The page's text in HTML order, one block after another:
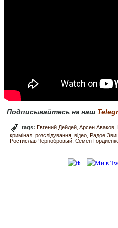
Подписывайтесь на наш
tags: Евгений Дейдей Арсен Аваков
кримінал розслідування відео Радое
Ростислав Чернобровый Семен